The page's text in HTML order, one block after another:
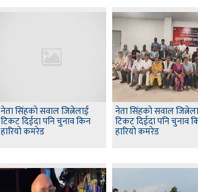
नेता सिंहकाे सवाल जित्नेलाई
टिकट दिईदा पनि चुनाव किन
हारियाे कमरेड
नेता सिंहकाे सवाल
टिकट दिईदा पनि चुनाव
हारियाे कमरेड